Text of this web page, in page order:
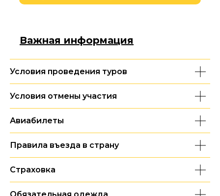
Важная информация
Условия проведения туров
Условия отмены участия
Авиабилеты
Правила въезда в страну
Страховка